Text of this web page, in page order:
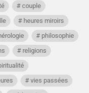
couple
heures miroirs
philosophie
religions
vies passées